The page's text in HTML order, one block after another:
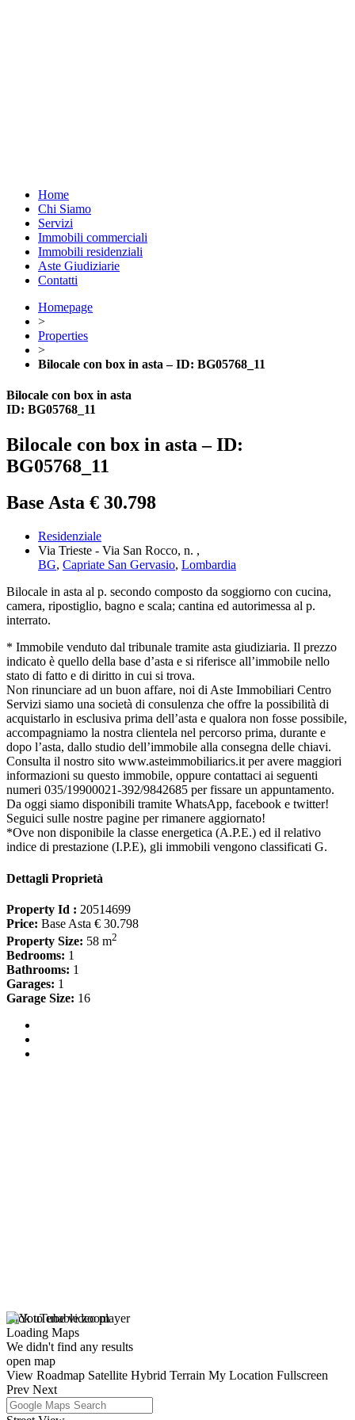
Home
Chi Siamo
Servizi
Immobili commerciali
Immobili residenziali
Aste Giudiziarie
Contatti
Homepage
>
Properties
>
Bilocale con box in asta – ID: BG05768_11
Bilocale con box in asta
ID: BG05768_11
Bilocale con box in asta – ID:
BG05768_11
Base Asta € 30.798
Residenziale
Via Trieste - Via San Rocco, n. ,
BG, Capriate San Gervasio, Lombardia
Bilocale in asta al p. secondo composto da soggiorno con cucina,
camera, ripostiglio, bagno e scala; cantina ed autorimessa al p.
interrato.
* Immobile venduto dal tribunale tramite asta giudiziaria. Il prezzo
indicato è quello della base d’asta e si riferisce all’immobile nello
stato di fatto e di diritto in cui si trova.
Non rinunciare ad un buon affare, noi di Aste Immobiliari Centro
Servizi siamo una società di consulenza che offre la possibilità di
acquistarlo in esclusiva prima dell’asta e qualora non fosse possibile,
accompagniamo la nostra clientela nel percorso prima, durante e
dopo l’asta, dallo studio dell’immobile alla consegna delle chiavi.
Consulta il nostro sito www.asteimmobiliarics.it per avere maggiori
informazioni su questo immobile, oppure contattaci ai seguenti
numeri 035/19900021-392/9842685 per fissare un appuntamento.
Da oggi siamo disponibili tramite WhatsApp, facebook e twitter!
Seguici sulle nostre pagine per rimanere aggiornato!
*Ove non disponibile la classe energetica (A.P.E.) ed il relativo
indice di prestazione (I.P.E), gli immobili vengono classificati G.
Dettagli Proprietà
Property Id : 20514699
Price: Base Asta € 30.798
Property Size: 58 m2
Bedrooms: 1
Bathrooms: 1
Garages: 1
Garage Size: 16
click to enable zoom
Loading Maps
We didn't find any results
open map
View Roadmap Satellite Hybrid Terrain My Location Fullscreen
Prev Next